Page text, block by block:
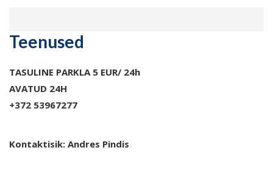
Teenused
TASULINE PARKLA 5 EUR/ 24h
AVATUD 24H
+372 53967277
Kontaktisik: Andres Pindis